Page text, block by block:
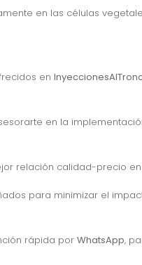
en las células
en
en la
relación calidad-precio
para minimizar el
rápida por WhatsApp,